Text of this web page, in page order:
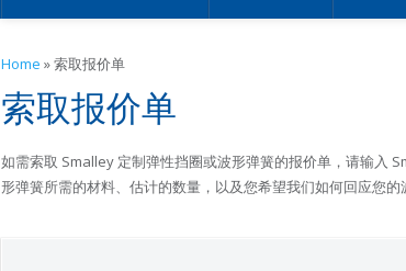
Home »索取报价单
索取报价单
如需索取 Smalley 定制弹性挡圈或波形弹簧的报价单，请输入
形弹簧所需的材料、估计的数量，以及您希望我们如何回应您的